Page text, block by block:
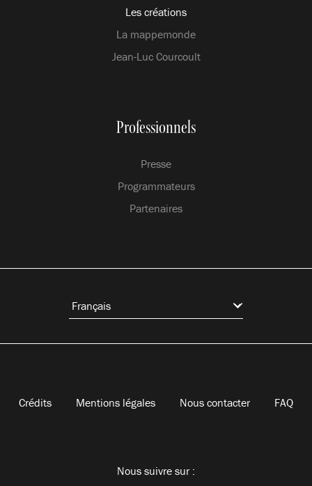
Les créations
La mappemonde
Jean-Luc Courcoult
Professionnels
Presse
Programmateurs
Partenaires
Crédits Mentions légales Nous contacter FAQ
Nous suivre sur :